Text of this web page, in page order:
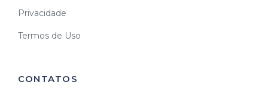
Privacidade
Termos de Uso
CONTATOS